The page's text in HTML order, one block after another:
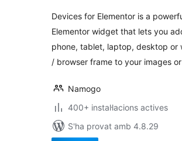
Devices for Elementor is a
Elementor widget that lets you
phone, tablet, laptop, desktop or
/ browser frame to your images
Namogo
400+ instal·lacions actives
S'ha provat amb 4.8.29